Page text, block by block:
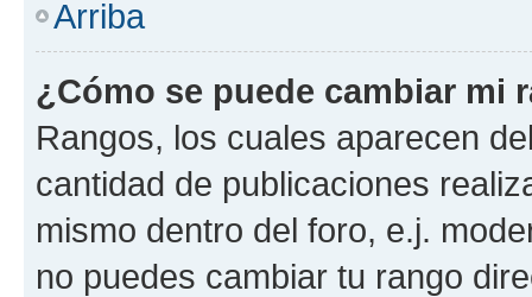
Arriba
¿Cómo se puede cambiar mi
Rangos, los cuales aparecen
cantidad de publicaciones
mismo dentro del foro, e.j.
no puedes cambiar tu rango